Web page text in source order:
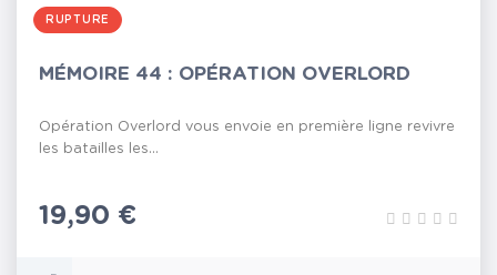
RUPTURE
MÉMOIRE 44 : OPÉRATION OVERLORD
Opération Overlord vous envoie en première ligne revivre
les batailles les...
Prix
19,90 €